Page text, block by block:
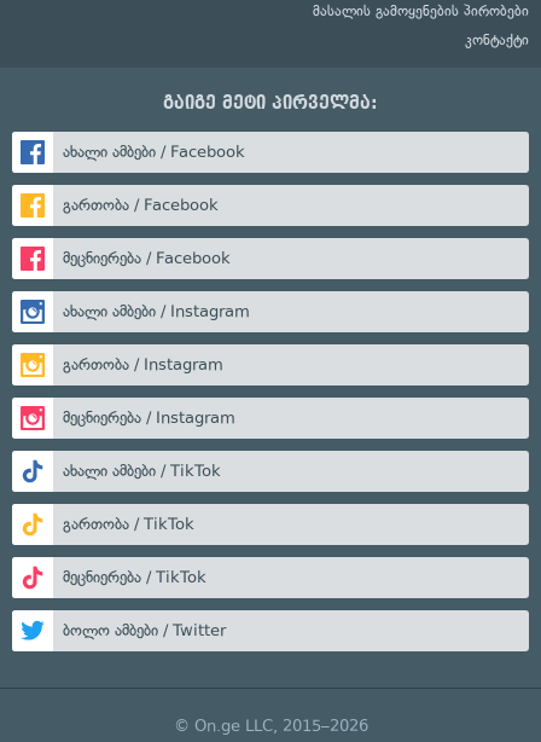
მასალის გამოყენების პირობები
კონტაქტი
გაიგე მეტი პირველმა:
ახალი ამბები / Facebook
გართობა / Facebook
მეცნიერება / Facebook
ახალი ამბები / Instagram
გართობა / Instagram
მეცნიერება / Instagram
ახალი ამბები / TikTok
გართობა / TikTok
მეცნიერება / TikTok
ბოლო ამბები / Twitter
© On.ge LLC, 2015–2026